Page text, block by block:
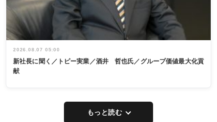
2026.08.07 05:00
新社長に聞く／トピー実業／酒井 哲也氏／グループ価値最大化貢
献
もっと読む